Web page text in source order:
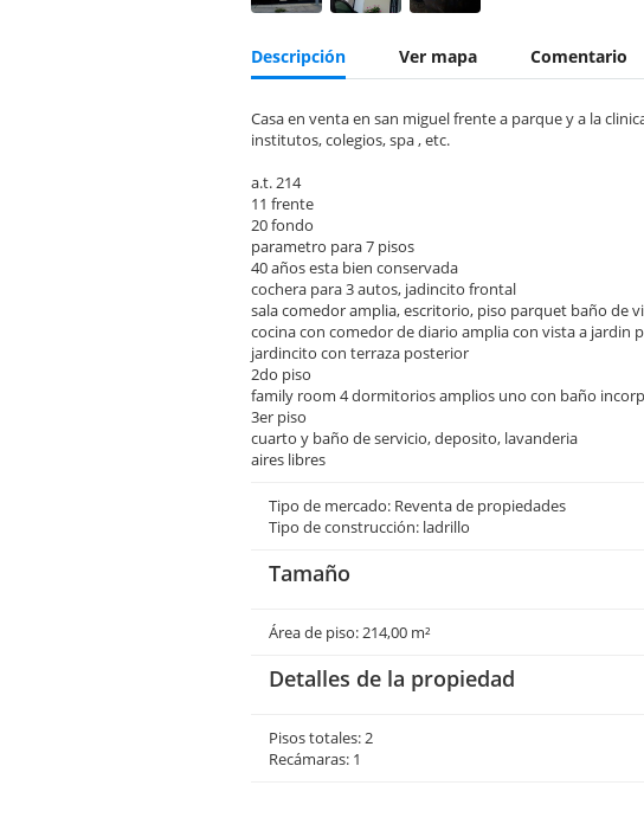
Descripción Ver mapa Comentario
Casa en venta en san miguel frente a parque y a la
institutos, colegios, spa , etc.
a.t. 214
11 frente
20 fondo
parametro para 7 pisos
40 años esta bien conservada
cochera para 3 autos, jadincito frontal
sala comedor amplia, escritorio, piso parquet baño de
cocina con comedor de diario amplia con vista a jardin
jardincito con terraza posterior
2do piso
family room 4 dormitorios amplios uno con baño
3er piso
cuarto y baño de servicio, deposito, lavanderia
aires libres
Tipo de mercado: Reventa de propiedades
Tipo de construcción: ladrillo
Tamaño
Área de piso: 214,00 m²
Detalles de la propiedad
Pisos totales: 2
Recámaras: 1